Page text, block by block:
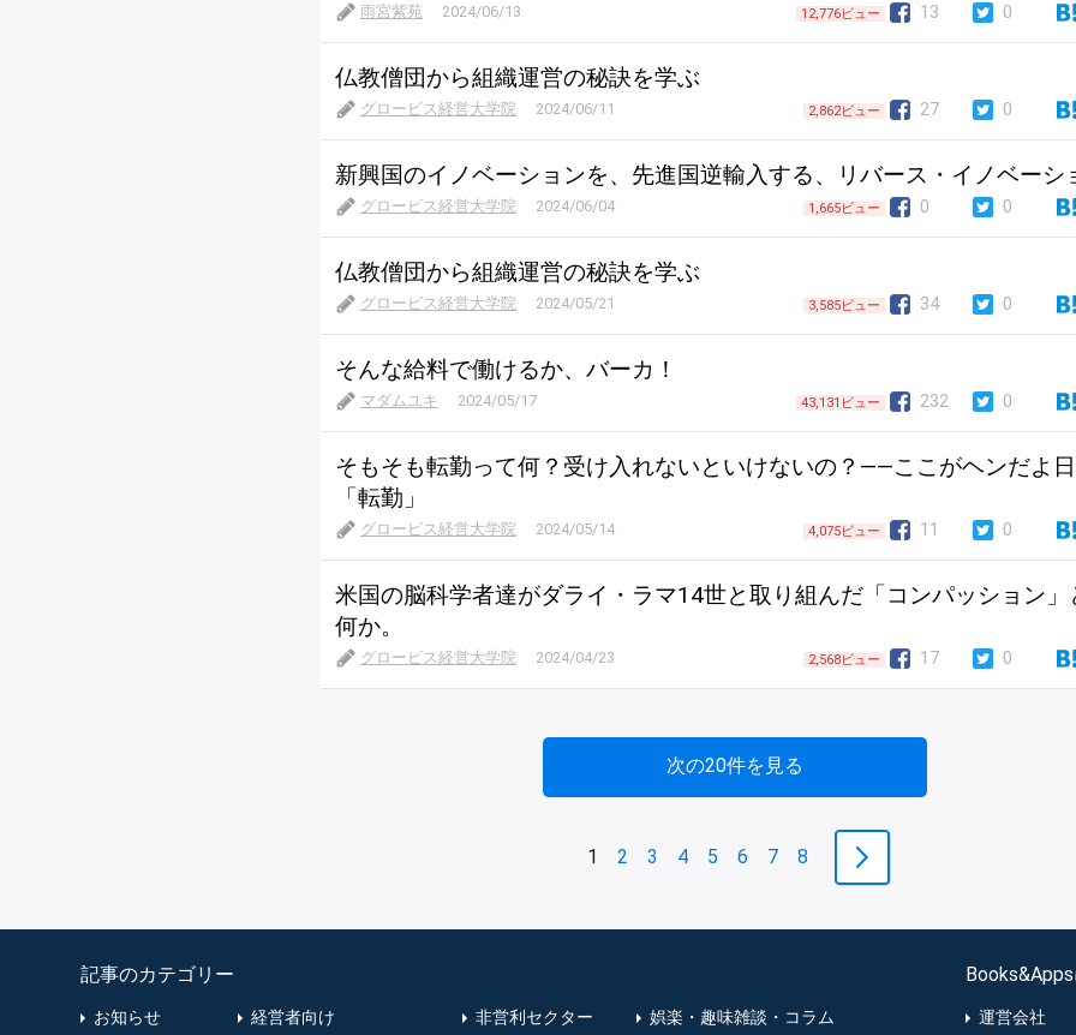
雨宮紫苑 2024/06/13 12,776ビュー 13 0
仏教僧団から組織運営の秘訣を学ぶ
グロービス経営大学院 2024/06/11 2,862ビュー 27 0
新興国のイノベーションを、先進国逆輸入する、リバース・イノベーシ
グロービス経営大学院 2024/06/04 1,665ビュー 0 0
仏教僧団から組織運営の秘訣を学ぶ
グロービス経営大学院 2024/05/21 3,585ビュー 34 0
そんな給料で働けるか、バーカ！
マダムユキ 2024/05/17 43,131ビュー 232 0
そもそも転勤って何？受け入れないといけないの？――ここがヘンだよ
「転勤」
グロービス経営大学院 2024/05/14 4,075ビュー 11 0
米国の脳科学者達がダライ・ラマ14世と取り組んだ「コンパッション」
何か。
グロービス経営大学院 2024/04/23 2,568ビュー 17 0
次の20件を見る
1 2 3 4 5 6 7 8
記事のカテゴリー
お知らせ 経営者向け 非営利セクター 娯楽・趣味雑談・コラム 運営会社